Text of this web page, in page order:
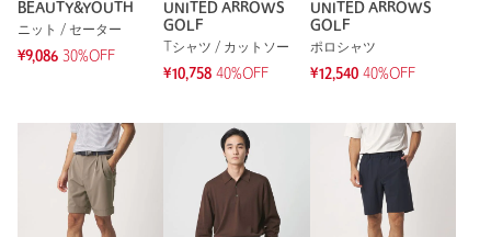
BEAUTY&YOUTH
ニット / セーター
¥9,086 30%OFF
UNITED ARROWS
GOLF
Tシャツ / カットソー
¥10,758 40%OFF
UNITED ARROWS
GOLF
ポロシャツ
¥12,540 40%OFF